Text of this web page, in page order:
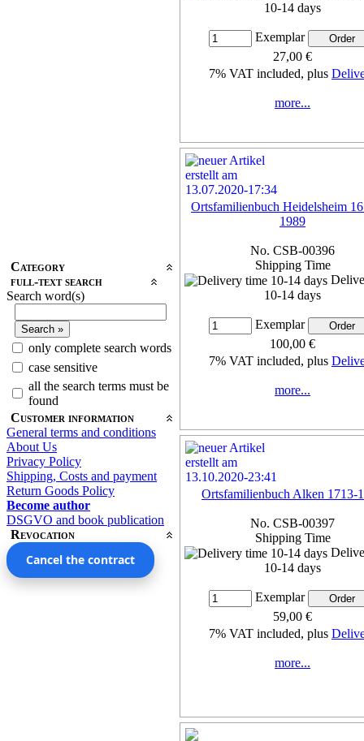
Category
full-text search
Search word(s)
only complete search words
case sensitive
all the search terms must be
found
Customer information
General terms and conditions
About Us
Privacy Policy
Shipping, Costs and payment
Return Goods Policy
Become author
DSGVO and book publication
Revocation
Cancel the contract
10-14 days
Exemplar
27,00 €
7% VAT included, plus
more...
Ortsfamilienbuch Heidelsheim
1989
No. CSB-00396
Shipping Time
10-14 days
Exemplar
100,00 €
7% VAT included, plus
more...
Ortsfamilienbuch Alken 1713-
No. CSB-00397
Shipping Time
10-14 days
Exemplar
59,00 €
7% VAT included, plus
more...